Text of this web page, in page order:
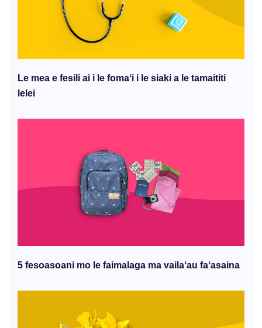
Le mea e fesili ai i le fomaʻi i le siaki a le tamaititi
lelei
5 fesoasoani mo le faimalaga ma vailaʻau faʻasaina